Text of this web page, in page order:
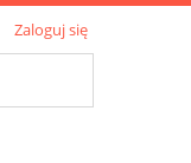
Zaloguj się